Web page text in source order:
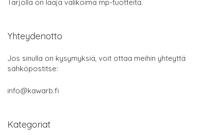
Tarjolla on laaja valikoima mp-tuotteita.
Yhteydenotto
Jos sinulla on kysymyksiä, voit ottaa meihin yhteyttä
sähköpostitse:
info@kawarb.fi
Kategoriat